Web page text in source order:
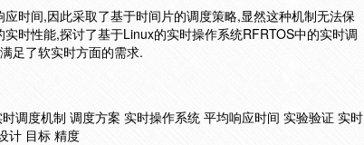
时间,因此采取了基于时间片的调度策略,显然这种机制无法保
时性能,探讨了基于Linux的实时操作系统RFRTOS中的实时调
足了软实时方面的需求.
调度机制 调度方案 实时操作系统 平均响应时间 实验验证 实时
计 目标 精度